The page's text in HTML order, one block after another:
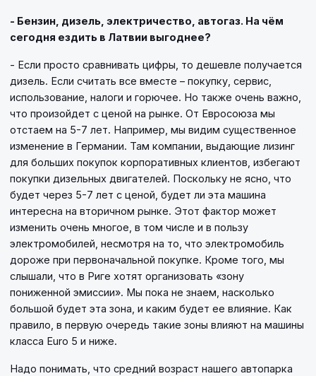
- Бензин, дизель, электричество, автогаз. На чём
сегодня ездить в Латвии выгоднее?
- Если просто сравнивать цифры, то дешевле получается
дизель. Если считать все вместе – покупку, сервис,
использование, налоги и горючее. Но также очень важно,
что произойдет с ценой на рынке. От Евросоюза мы
отстаем на 5-7 лет. Например, мы видим существенное
изменение в Германии. Там компании, выдающие лизинг
для больших покупок корпоративных клиентов, избегают
покупки дизельных двигателей. Поскольку не ясно, что
будет через 5-7 лет с ценой, будет ли эта машина
интересна на вторичном рынке. Этот фактор может
изменить очень многое, в том числе и в пользу
электромобилей, несмотря на то, что электромобиль
дороже при первоначальной покупке. Кроме того, мы
слышали, что в Риге хотят организовать «зону
пониженной эмиссии». Мы пока не знаем, насколько
большой будет эта зона, и каким будет ее влияние. Как
правило, в первую очередь такие зоны влияют на машины
класса Euro 5 и ниже.
Надо понимать, что средний возраст нашего автопарка